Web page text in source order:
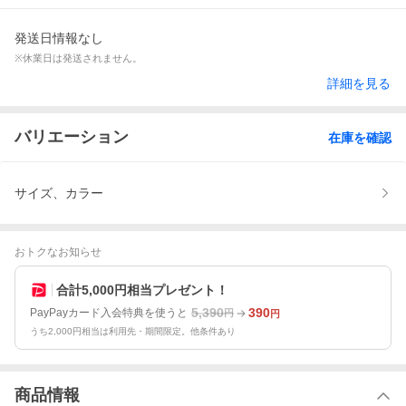
発送日情報なし
※休業日は発送されません。
詳細を見る
バリエーション 在庫を確認
サイズ、カラー
おトクなお知らせ
合計5,000円相当プレゼント！
PayPayカード入会特典を使うと 5,390円 390円
うち2,000円相当は利用先・期間限定。他条件あり
商品情報